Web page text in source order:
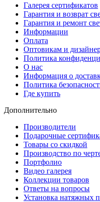
Галерея сертификатов
Гарантия и возврат
Гарантия и ремонт
Информации
Оплата
Оптовикам и
Политика
О нас
Информация о
Политика
Где купить
Дополнительно
Производители
Подарочные
Товары со скидкой
Производство по
Портфолио
Видео галерея
Коллекции товаров
Ответы на вопросы
Установка натяжных